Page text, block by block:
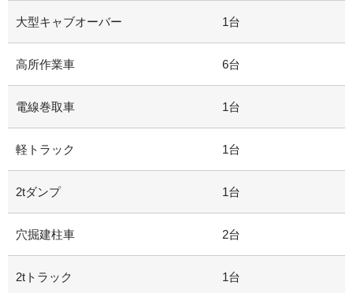
大型キャブオーバー 1台
高所作業車 6台
電線巻取車 1台
軽トラック 1台
2tダンプ 1台
穴掘建柱車 2台
2tトラック 1台